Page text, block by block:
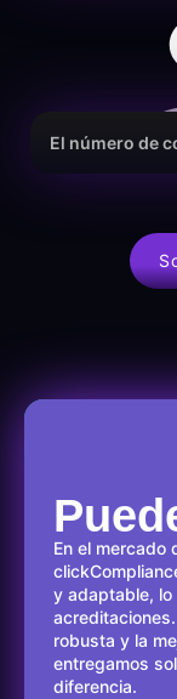
El número de
En el mercado
y adaptable,
robusta y la
entregamos
diferencia.